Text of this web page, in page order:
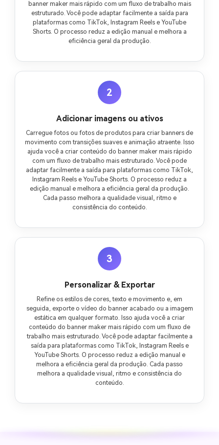
banner maker mais rápido com um fluxo de trabalho mais
estruturado. Você pode adaptar facilmente a saída para
plataformas como TikTok, Instagram Reels e YouTube
Shorts. O processo reduz a edição manual e melhora a
eficiência geral da produção.
2
Adicionar imagens ou ativos
Carregue fotos ou fotos de produtos para criar banners de
movimento com transições suaves e animação atraente. Isso
ajuda você a criar conteúdo do banner maker mais rápido
com um fluxo de trabalho mais estruturado. Você pode
adaptar facilmente a saída para plataformas como TikTok,
Instagram Reels e YouTube Shorts. O processo reduz a
edição manual e melhora a eficiência geral da produção.
Cada passo melhora a qualidade visual, ritmo e
consistência do conteúdo.
3
Personalizar & Exportar
Refine os estilos de cores, texto e movimento e, em
seguida, exporte o vídeo do banner acabado ou a imagem
estática em qualquer formato. Isso ajuda você a criar
conteúdo do banner maker mais rápido com um fluxo de
trabalho mais estruturado. Você pode adaptar facilmente a
saída para plataformas como TikTok, Instagram Reels e
YouTube Shorts. O processo reduz a edição manual e
melhora a eficiência geral da produção. Cada passo
melhora a qualidade visual, ritmo e consistência do
conteúdo.